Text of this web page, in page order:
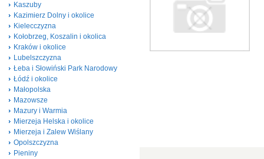
Kaszuby
Kazimierz Dolny i okolice
Kielecczyzna
Kołobrzeg, Koszalin i okolica
Kraków i okolice
Lubelszczyzna
Łeba i Słowiński Park Narodowy
Łódź i okolice
Małopolska
Mazowsze
Mazury i Warmia
Mierzeja Helska i okolice
Mierzeja i Zalew Wiślany
Opolszczyzna
Pieniny